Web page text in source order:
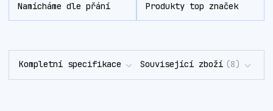
Namícháme dle přání
Produkty top značek
Kompletní specifikace Související zboží 8